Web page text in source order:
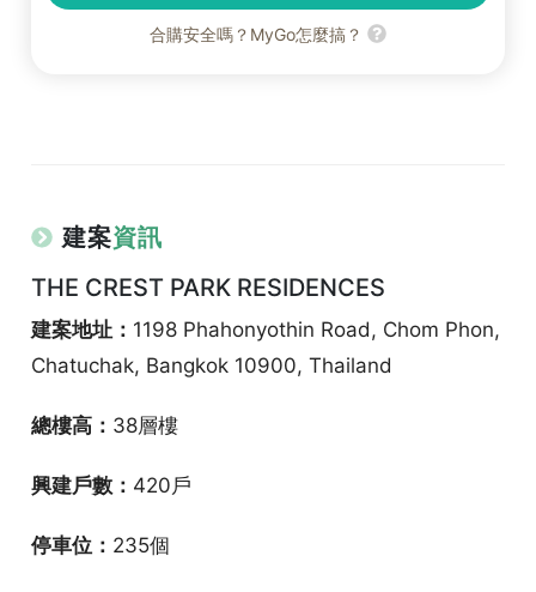
合購安全嗎？MyGo怎麼搞？
建案資訊
THE CREST PARK RESIDENCES
建案地址： 1198 Phahonyothin Road, Chom Phon,
Chatuchak, Bangkok 10900, Thailand
總樓高： 38層樓
興建戶數： 420戶
停車位： 235個